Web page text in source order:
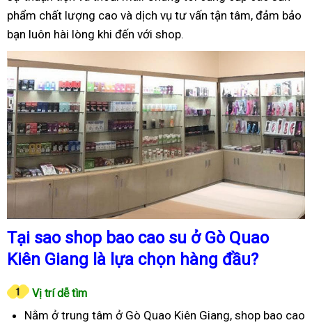
phẩm chất lượng cao và dịch vụ tư vấn tận tâm, đảm bảo
bạn luôn hài lòng khi đến với shop.
Tại sao shop bao cao su ở Gò Quao
Kiên Giang là lựa chọn hàng đầu?
Vị trí dễ tìm
Nằm ở trung tâm ở Gò Quao Kiên Giang, shop bao cao